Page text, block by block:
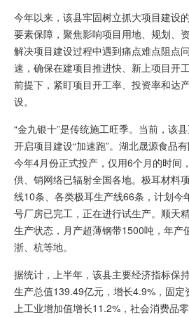
今年以来，该县牢固树立抓大项目建设
要素保障，聚焦影响项目用地、规划、
解决项目建设过程中遇到痛点难点阻点
速，确保在建项目推进快、新上项目开
前提下，紧盯项目开工率、投资率和达
设。
“金九银十”是传统施工旺季。当前，该
开启项目建设“加速跑”。湖北晟源食品
今年4月份正式投产，仅用6个月的时间
供、销网络已辐射全国各地。极耳材料
线10条、各类极耳生产线66条，计划今
号厂房已完工，正在进行试生产。顺天
生产状态，月产超薄钢带1500吨，年产
浙、杭等地。
据统计，上半年，该县主要经济指标保
生产总值139.49亿元，增长4.9%，固
上工业增加值增长11.2%，社会消费品零